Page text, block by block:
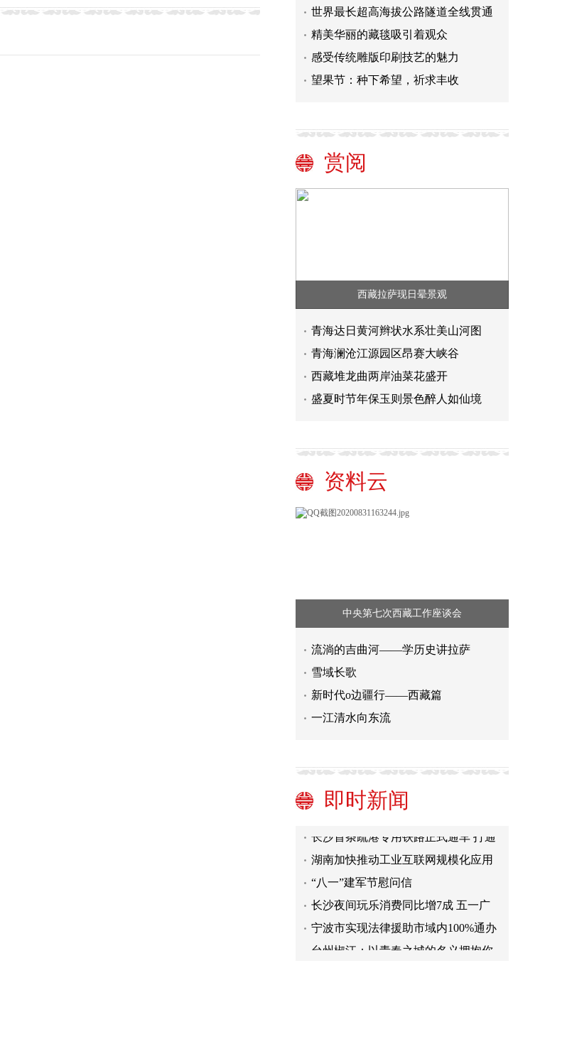
世界最长超高海拔公路隧道全线贯通
精美华丽的藏毯吸引着观众
感受传统雕版印刷技艺的魅力
望果节：种下希望，祈求丰收
赏阅
西藏拉萨现日晕景观
青海达日黄河辫状水系壮美山河图
青海澜沧江源园区昂赛大峡谷
西藏堆龙曲两岸油菜花盛开
盛夏时节年保玉则景色醉人如仙境
资料云
中央第七次西藏工作座谈会
流淌的吉曲河——学历史讲拉萨
雪域长歌
新时代o边疆行——西藏篇
一江清水向东流
即时新闻
路
湖南积极应对迎峰度夏 首次组织大规
水铁联运“最后一公里”
湖南加快推动工业互联网规模化应用
连接工业设备超过700万台(套)
“八一”建军节慰问信
长沙夜间玩乐消费同比增7成 五一广
场商圈居全国夜间玩乐消费首位
宁波市实现法律援助市域内100%通办
台州椒江：以青春之城的名义拥抱你